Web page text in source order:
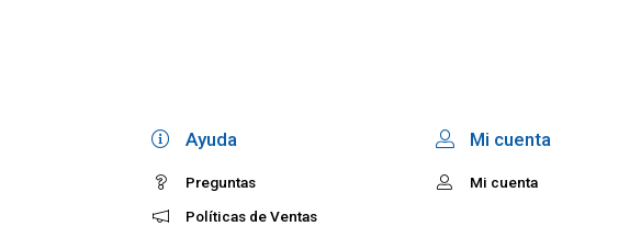
Ayuda
Preguntas
Políticas de Ventas
Mi cuenta
Mi cuenta